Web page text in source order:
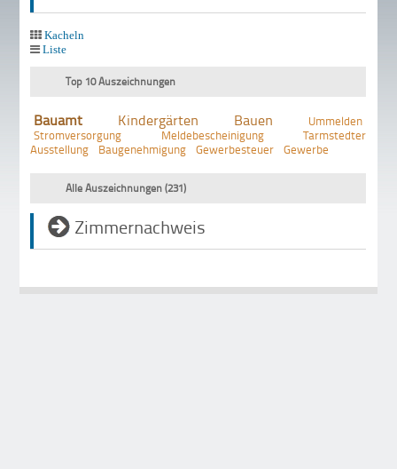
Kacheln
Liste
Top 10 Auszeichnungen
Bauamt Kindergärten Bauen
Ummelden
Stromversorgung
Meldebescheinigung
Tarmstedter
Ausstellung
Baugenehmigung Gewerbesteuer Gewerbe
Alle Auszeichnungen (231)
Zimmernachweis